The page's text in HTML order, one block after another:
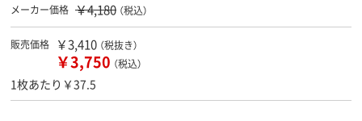
メーカー価格 ￥4,180 （税込）
販売価格 ￥3,410 （税抜き）
￥3,750 （税込）
1枚あたり￥37.5